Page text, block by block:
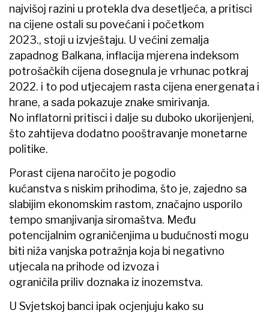
najvišoj razini u protekla dva desetljeća, a pritisci
na cijene ostali su povećani i početkom
2023., stoji u izvještaju. U većini zemalja
zapadnog Balkana, inflacija mjerena indeksom
potrošačkih cijena dosegnula je vrhunac potkraj
2022. i to pod utjecajem rasta cijena energenata i
hrane, a sada pokazuje znake smirivanja.
No inflatorni pritisci i dalje su duboko ukorijenjeni,
što zahtijeva dodatno pooštravanje monetarne
politike.
Porast cijena naročito je pogodio
kućanstva s niskim prihodima, što je, zajedno sa
slabijim ekonomskim rastom, značajno usporilo
tempo smanjivanja siromaštva. Među
potencijalnim ograničenjima u budućnosti mogu
biti niža vanjska potražnja koja bi negativno
utjecala na prihode od izvoza i
ograničila priliv doznaka iz inozemstva.
U Svjetskoj banci ipak ocjenjuju kako su